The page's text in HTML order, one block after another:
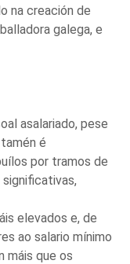
na creación de
galega, e
asalariado, pese
é
por tramos de
elevados e, de
ao salario mínimo
máis que os